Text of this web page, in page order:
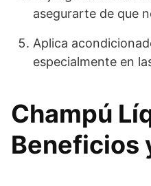
asegurarte de que
Aplica
especialmente en
Champú
Beneficios